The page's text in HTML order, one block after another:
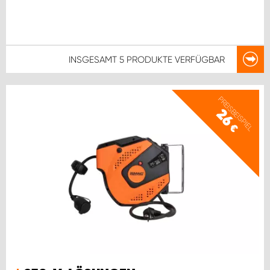
INSGESAMT 5 PRODUKTE VERFÜGBAR
PREISBEISPIEL
26
€